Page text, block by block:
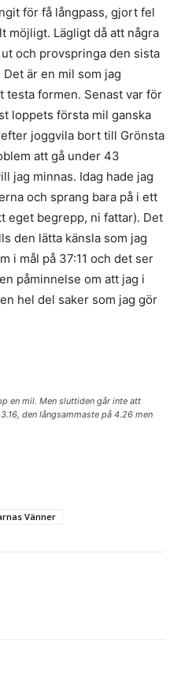
för få långpass, gjort fel
möjligt. Lägligt då att några
och provspringa den sista
är en mil som jag
testa formen. Senast var för
loppets första mil ganska
joggvila bort till Grönsta
att gå under 43
jag minnas. Idag hade jag
och sprang bara på i ett
eget begrepp, ni fattar). Det
den lätta känsla som jag
i mål på 37:11 och det ser
påminnelse om att jag i
hel del saker som jag gör
en mil. Men sluttiden går inte att
den långsammaste på 4.26 men
Vänner